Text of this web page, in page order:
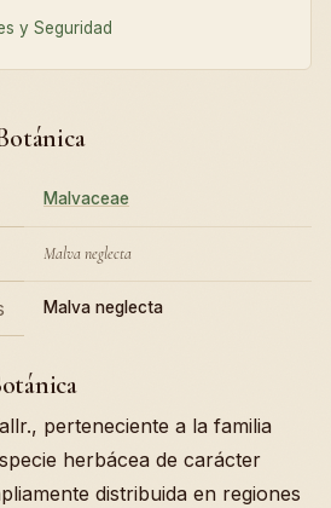
y Seguridad
Malvaceae
Malva neglecta
Malva neglecta
perteneciente a la familia
herbácea de carácter
distribuida en regiones